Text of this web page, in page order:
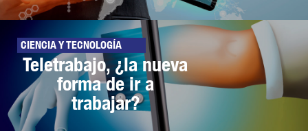
CIENCIA Y TECNOLOGÍA
Teletrabajo, ¿la nueva
forma de ir a
trabajar?